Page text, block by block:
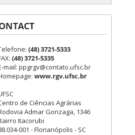
(48) 3721-5333
(48) 3721-5335
mail: ppgrgv@contato.ufsc.br
www.rgv.ufsc.br
de Ciências Agrárias
Admar Gonzaga, 1346
Itacorubi
001 - Florianópolis - SC